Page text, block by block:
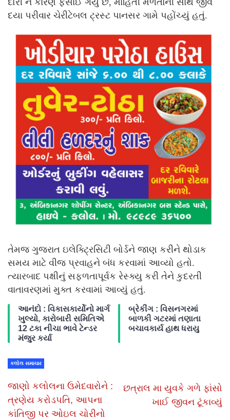
દોરી ને કારણે ફસાઈ ગયું છે, માહિતી મળતાની સાથે જીવ
દયા પરીવાર ચેરીટેબલ ટ્રસ્ટ પાનસર ગામે પહોંચ્યું હતું.
તેમજ ગુજરાત ઇલેક્ટ્રિસિટી બોર્ડને જાણ કરીને થોડાક
સમય માટે વીજ પ્રવાહને બંધ કરવામાં આવ્યો હતો.
ત્યારબાદ પક્ષીનું સફળતાપૂર્વક રેસ્ક્યુ કરી તેને કુદરતી
વાતાવરણમાં મુક્ત કરવામાં આવ્યું હતું.
આનંદો : વિકાસકાર્યોનો માર્ગ
ખુલ્યો, કારોબારી સમિતિએ
12 ટકા નીચા ભાવે ટેન્ડર
મંજુર કર્યા
બ્રેકીંગ : વિસનગરમાં
બાળકી ગટરમાં તણાતા
બચાવકાર્ય હાથ ધરાયુ
કલોલ સમાચાર
જાણો કલોલના ઉમેદવારોને :
ત્રણેય કરોડપતિ, આપના
કાંતિજી પર ઓઇલ ચોરીનો
છત્રાલ મા યુવકે ગળે ફાંસો
ખાઈ જીવન ટૂંકાવ્યું